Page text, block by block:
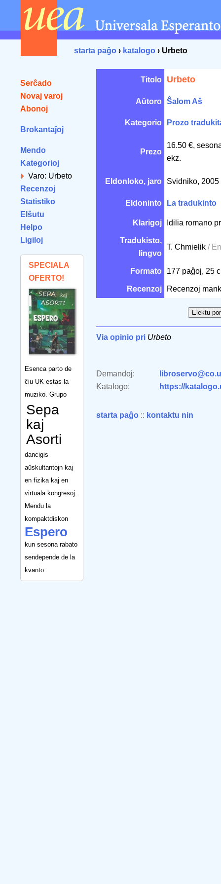
starta paĝo › katalogo › Urbeto
Serĉado
Novaj varoj
Abonoj
Brokantaĵoj
Mendo
Kategorioj
Varo: Urbeto
Recenzoj
Statistiko
Elŝutu
Helpo
Ligiloj
SPECIALA
OFERTO!
Esenca parto de
ĉiu UK estas la
muziko. Grupo
Sepa
kaj
Asorti
dancigis
aŭskultantojn kaj
en fizika kaj en
virtuala kongresoj.
Mendu la
kompaktdiskon
Espero
kun sesona rabato
sendepende de la
kvanto.
Titolo Urbeto
Aŭtoro Ŝalom Aŝ
Kategorio Prozo
Prezo
16.50 €,
ekz.
Eldonloko, jaro Svidniko, 2005
Eldoninto La tradukinto
Klarigoj Idilia romano
Tradukisto,
lingvo
T. Chmielik /
Formato 177 paĝoj, 25
Recenzoj Recenzoj
Via opinio pri Urbeto
Demandoj:
Katalogo:
https://
starta paĝo :: kontaktu nin